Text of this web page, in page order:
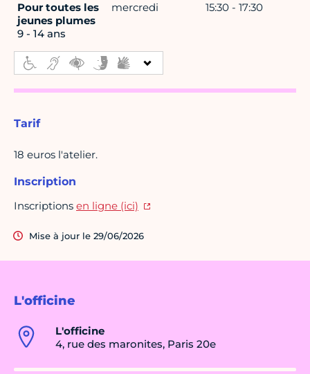
L'officine
L'officine
4, rue des maronites, Paris 20e
Pour toutes les
jeunes plumes
9 - 14 ans
mercredi 15:30 - 17:30
Tarif
18 euros l'atelier.
Inscription
Inscriptions en ligne (ici)
Mise à jour le 29/06/2026